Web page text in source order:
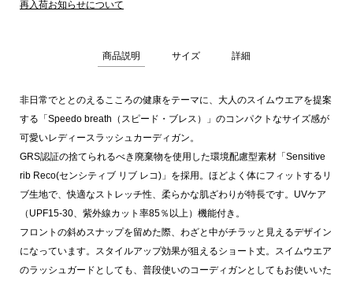
再入荷お知らせについて
商品説明 サイズ 詳細
非日常でととのえるこころの健康をテーマに、大人のスイムウエアを提案
する「Speedo breath（スピード・ブレス）」のコンパクトなサイズ感が
可愛いレディースラッシュカーディガン。
GRS認証の捨てられるべき廃棄物を使用した環境配慮型素材「Sensitive
rib Reco(センシティブ リブ レコ)」を採用。ほどよく体にフィットするリ
ブ生地で、快適なストレッチ性、柔らかな肌ざわりが特長です。UVケア
（UPF15-30、紫外線カット率85％以上）機能付き。
フロントの斜めスナップを留めた際、わざと中がチラッと見えるデザイン
になっています。スタイルアップ効果が狙えるショート丈。スイムウエア
のラッシュガードとしても、普段使いのコーディガンとしてもお使いいた